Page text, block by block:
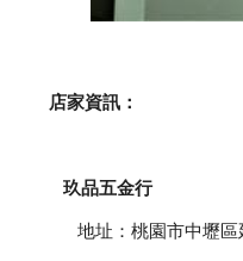
    店家資訊：
玖品五金行
地址：桃園市